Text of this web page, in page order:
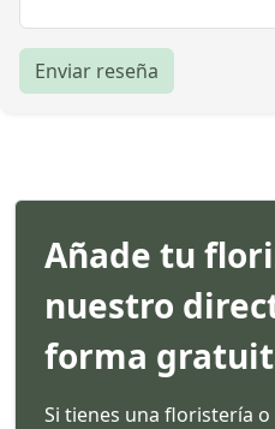
Enviar reseña
Añade tu
nuestro
forma
Si tienes una floristería